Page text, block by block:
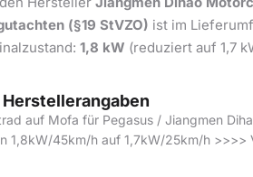
(§19 StVZO) ist im
1,8 kW (reduziert auf 1,7
auf Mofa für Pegasus / Jiangmen
45km/h auf 1,7kW/25km/h >>>>